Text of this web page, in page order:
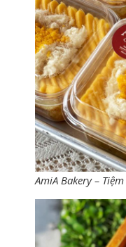
AmiA Bakery –